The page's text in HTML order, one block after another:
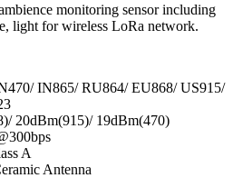
monitoring sensor including
light for wireless LoRa network.
IN865/ RU864/ EU868/ US915/
20dBm(915)/ 19dBm(470)
A
Antenna